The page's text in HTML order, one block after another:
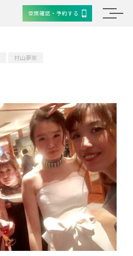
空席確認・予約する
村山夢奈